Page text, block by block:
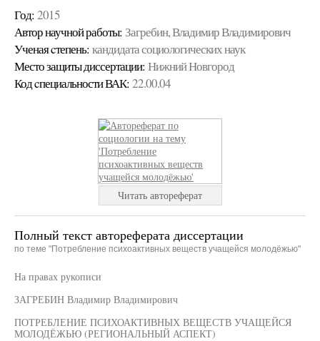
Год: 2015
Автор научной работы: Загребин, Владимир Владимирович
Ученая cтепень: кандидата социологических наук
Место защиты диссертации: Нижний Новгород
Код cпециальности ВАК: 22.00.04
Читать автореферат
Полный текст автореферата диссертации
по теме "Потребление психоактивных веществ учащейся молодёжью"
На правах рукописи
ЗАГРЕБИН Владимир Владимирович
ПОТРЕБЛЕНИЕ ПСИХОАКТИВНЫХ ВЕЩЕСТВ УЧАЩЕЙСЯ
МОЛОДЁЖЬЮ (РЕГИОНАЛЬНЫЙ АСПЕКТ)